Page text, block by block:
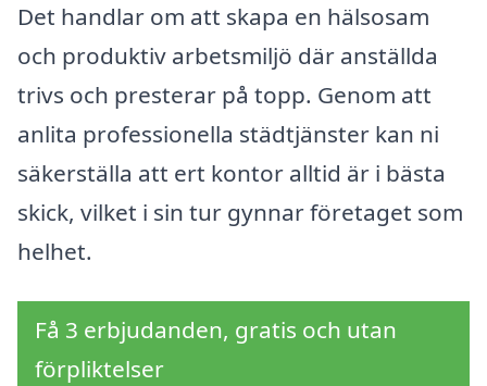
Det handlar om att skapa en hälsosam
och produktiv arbetsmiljö där anställda
trivs och presterar på topp. Genom att
anlita professionella städtjänster kan ni
säkerställa att ert kontor alltid är i bästa
skick, vilket i sin tur gynnar företaget som
helhet.
Få 3 erbjudanden, gratis och utan
förpliktelser